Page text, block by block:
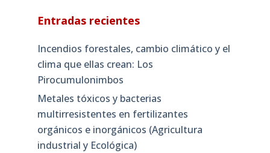
Entradas recientes
Incendios forestales, cambio climático y el
clima que ellas crean: Los
Pirocumulonimbos
Metales tóxicos y bacterias
multirresistentes en fertilizantes
orgánicos e inorgánicos (Agricultura
industrial y Ecológica)